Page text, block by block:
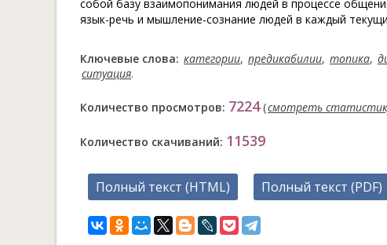
собой базу взаимопонимания людей в процессе
язык-речь и мышление-сознание людей в каждый
Ключевые слова: категории, предикабилии, топика,
ситуация.
Количество просмотров: 7224(смотреть
Количество скачиваний: 11539
Полный текст (HTML) Полный текст (PDF)